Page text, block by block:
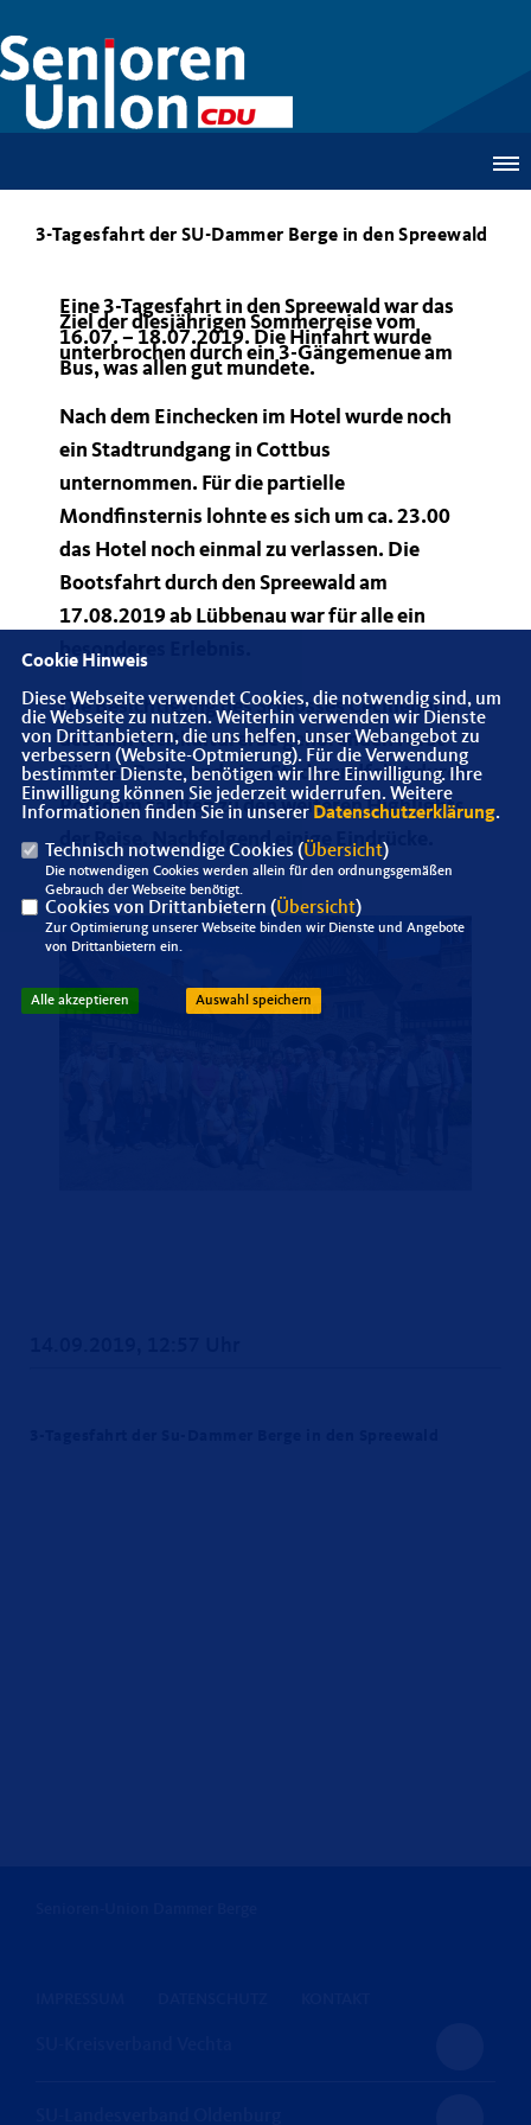
3-Tagesfahrt der SU-Dammer Berge in den Spreewald
Eine 3-Tagesfahrt in den Spreewald war das
Ziel der diesjährigen Sommerreise vom
16.07. – 18.07.2019. Die Hinfahrt wurde
unterbrochen durch ein 3-Gängemenue am
Bus, was allen gut mundete.
Nach dem Einchecken im Hotel wurde noch
ein Stadtrundgang in Cottbus
unternommen. Für die partielle
Mondfinsternis lohnte es sich um ca. 23.00
das Hotel noch einmal zu verlassen. Die
Bootsfahrt durch den Spreewald am
17.08.2019 ab Lübbenau war für alle ein
besonderes Erlebnis.
Die Besichtigung des Schlosses Cecilienhof,
des zum Weltkulturerbe gehörenden Fürst
Pückler Parks und eine Stadtrundfahrt durch
Potsdam zählten zu den weiteren Highlights
der Reise. Nachfolgend einige Eindrücke.
Cookie Hinweis
Diese Webseite verwendet Cookies, die notwendig sind, um
die Webseite zu nutzen. Weiterhin verwenden wir Dienste
von Drittanbietern, die uns helfen, unser Webangebot zu
verbessern (Website-Optmierung). Für die Verwendung
bestimmter Dienste, benötigen wir Ihre Einwilligung. Ihre
Einwilligung können Sie jederzeit widerrufen. Weitere
Informationen finden Sie in unserer Datenschutzerklärung.
Technisch notwendige Cookies (Übersicht)
Die notwendigen Cookies werden allein für den ordnungsgemäßen
Gebrauch der Webseite benötigt.
Cookies von Drittanbietern (Übersicht)
Zur Optimierung unserer Webseite binden wir Dienste und Angebote
von Drittanbietern ein.
Alle akzeptieren Auswahl speichern